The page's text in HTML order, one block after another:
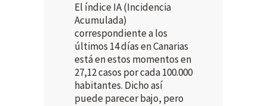
El índice IA (Incidencia
Acumulada)
correspondiente a los
últimos 14 días en Canarias
está en estos momentos en
27,12 casos por cada 100.000
habitantes. Dicho así
puede parecer bajo, pero